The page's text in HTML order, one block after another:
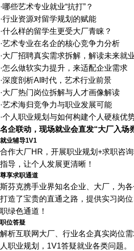
·哪些艺术专业就业“抗打”？
·行业资源对留学规划的赋能
·什么样的留学生更受大厂青睐？
·艺术专业在名企的核心竞争力分析
·大厂招聘真实需求拆解，解读未来就
·怎么做软实力提升，来适配企业需求
·深度剖析AI时代，艺术行业前景
·大厂热门岗位拆解与人才画像解读
·艺术海归竞争力与职业发展可能
·个人职业规划与如何构建个人硬核优
名企联动，现场就业会直发“大厂入场
就业辅导1V1
合作大厂HR，开展职业规划+求职咨
指导，让个人发展更清晰！
尊享求职通道
斯芬克携手业界知名企业、大厂，为
打造了宝贵的直通之路，提供实习岗
职绿色通道！
职位答疑
解析互联网大厂、行业名企真实岗位
人职业规划，1V1答疑就业各类问题。